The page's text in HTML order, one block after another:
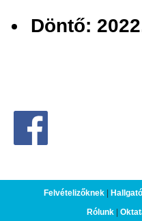
Döntő:
Felvételizőknek|
Rólunk|